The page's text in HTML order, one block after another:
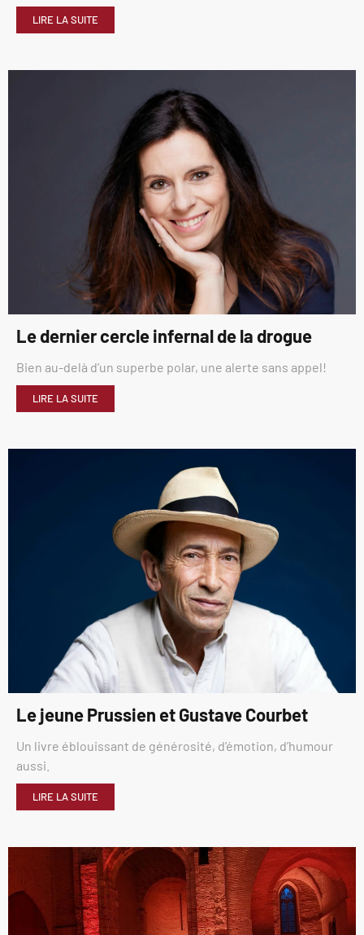
LIRE LA SUITE
Le dernier cercle infernal de la drogue
Bien au-delà d’un superbe polar, une alerte sans appel!
LIRE LA SUITE
Le jeune Prussien et Gustave Courbet
Un livre éblouissant de générosité, d’émotion, d’humour
aussi.
LIRE LA SUITE